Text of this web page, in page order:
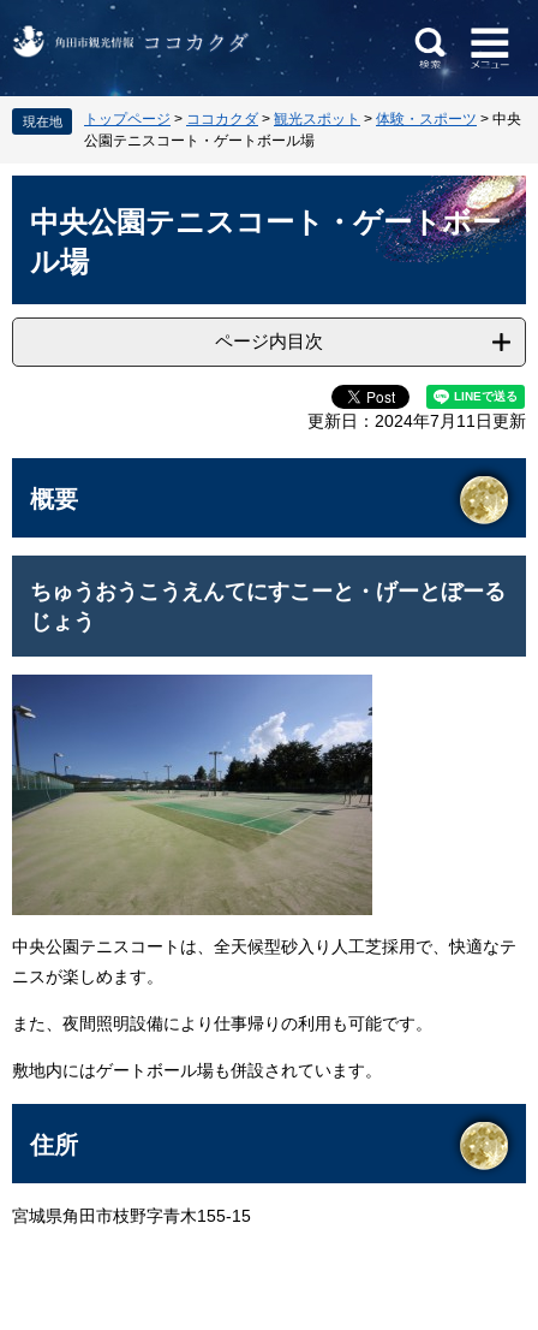
ペ
ー
。
メ
ニ
て
文
現在地 トップページ > ココカクダ > 観光スポット > 体験・スポーツ > 中央
公園テニスコート・ゲートボール場
中央公園テニスコート・ゲートボー
ル場
ページ内目次
更新日：2024年7月11日更新
概要
ちゅうおうこうえんてにすこーと・げーとぼーる
じょう
中央公園テニスコートは、全天候型砂入り人工芝採用で、快適なテ
ニスが楽しめます。
また、夜間照明設備により仕事帰りの利用も可能です。
敷地内にはゲートボール場も併設されています。
住所
宮城県角田市枝野字青木155-15